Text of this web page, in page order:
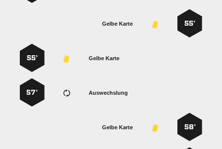
55’
Gelbe Karte
Gelbe Karte
55’
Auswechslung
57’
58’
Gelbe Karte